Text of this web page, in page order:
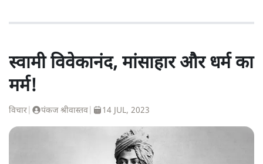
स्वामी विवेकानंद, मांसाहार और धर्म का
मर्म!
विचार पंकज श्रीवास्तव 14 JUL, 2023